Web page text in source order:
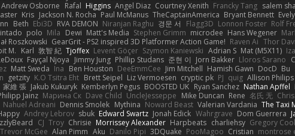
Andrew Osborne Rafal Higgins Angel Diaz Courtney Xenith Francky Tang salem
Kris Jackson N. Rocha Paul McManus TheCaptainAmerica Bryant Bennett
Beth Ebi3D RVA DEMON Niranjan Raghu 경문 서 Flagg3D Lonnon Foster Rolf
polo Mila Dewi Matt's Media Stephen Grimm microdee Hans Wegener
Roszkowski GearGrit - PS2 inspired 3D Platformer Action Game! Raven Ai Thor
M. Karl 敦智 紀 Tjoffex Levent Göçer Szymon Kaniewski Adrian S Mat (M5X11)
Fayçal Njoya Jimmy Jung Phillip Studans 준현 이 Jorn Bakker Lloros Sarano
Matt Sweda Ina Ben Houston DeeEmmCee Jim Mitchell Hamish Gawn DocD Bu
getzity K.O Tsitra Eht Brett Seipel Liz Vermoesen cryptic pk PJ quig Allison Philips
家維 張 Jakub Kukuryk Kemberlyn Pegus BOOSTED UK Ryan Sanchez Nathan Apffel
Jainz Марина Ск Dave Child UncleJesseppe Mike Duncan Rene 名氏 无
Nahuel Adreani Dennis Smolek Mythina Noward Beast Valerian Vardania The Taxi
Andrey Lebrov sbuk Edward Swartz Jonah Edick Wahrgrave Dom Guerrera
CJ Troy Chrisie Morrissey Alexander Harpbeats charliehsy Gregory
Trevor McGee Alan Pimm Aku Danilo Pipi 3DQuake PooMagoo Cristian montrose